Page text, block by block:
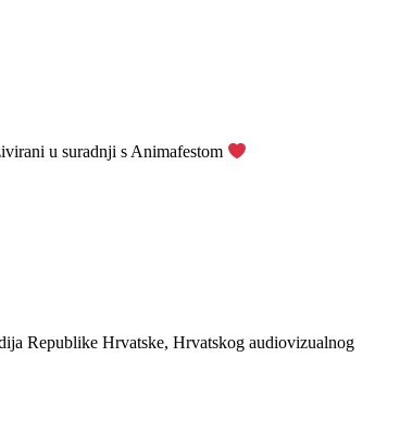
u suradnji s Animafestom
Republike Hrvatske, Hrvatskog audiovizualnog